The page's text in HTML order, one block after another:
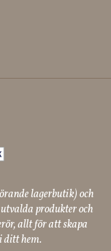
lagerbutik) och
produkter och
allt för att skapa
ditt hem.